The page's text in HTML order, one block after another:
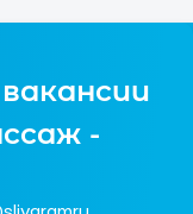
-